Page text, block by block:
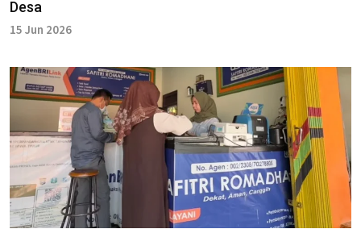
Desa
15 Jun 2026